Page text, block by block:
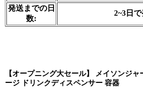
発送までの日
数:
2~3日
【オープニング大セール】 メイソンジ
ージ ドリンクディスペンサー 容器